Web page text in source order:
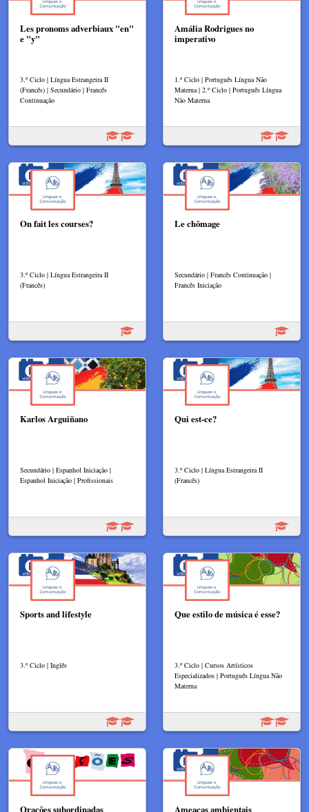
Les pronoms adverbiaux "en"
e "y"
3.º Ciclo | Língua Estrangeira II
(Francês) | Secundário | Francês
Continuação
Amália Rodrigues no
imperativo
1.º Ciclo | Português Língua Não
Materna | 2.º Ciclo | Português Língua
Não Materna
On fait les courses?
3.º Ciclo | Língua Estrangeira II
(Francês)
Le chômage
Secundário | Francês Continuação |
Francês Iniciação
Karlos Arguiñano
Secundário | Espanhol Iniciação |
Espanhol Iniciação | Profissionais
Qui est-ce?
3.º Ciclo | Língua Estrangeira II
(Francês)
Sports and lifestyle
3.º Ciclo | Inglês
Que estilo de música é esse?
3.º Ciclo | Cursos Artísticos
Especializados | Português Língua Não
Materna
Orações subordinadas
Ameaças ambientais